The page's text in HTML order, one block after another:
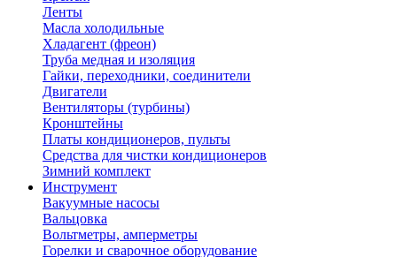
Ленты
Масла холодильные
Хладагент (фреон)
Труба медная и изоляция
Гайки, переходники, соединители
Двигатели
Вентиляторы (турбины)
Кронштейны
Платы кондиционеров, пульты
Средства для чистки кондиционеров
Зимний комплект
Инструмент
Вакуумные насосы
Вальцовка
Вольтметры, амперметры
Горелки и сварочное оборудование